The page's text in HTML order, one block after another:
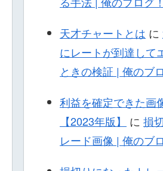
天才チャートとは に
にレートが到達して
ときの検証 | 俺のブ
利益を確定できた画
【2023年版】
に 損
レード画像 | 俺のブ